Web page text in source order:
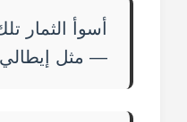
أسوأ الثمار
— مثل إيطالي